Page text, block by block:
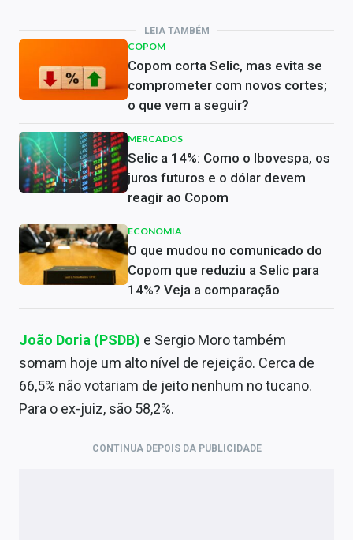
LEIA TAMBÉM
COPOM
Copom corta Selic, mas evita se
comprometer com novos cortes;
o que vem a seguir?
MERCADOS
Selic a 14%: Como o Ibovespa, os
juros futuros e o dólar devem
reagir ao Copom
ECONOMIA
O que mudou no comunicado do
Copom que reduziu a Selic para
14%? Veja a comparação
João Doria (PSDB) e Sergio Moro também
somam hoje um alto nível de rejeição. Cerca de
66,5% não votariam de jeito nenhum no tucano.
Para o ex-juiz, são 58,2%.
CONTINUA DEPOIS DA PUBLICIDADE